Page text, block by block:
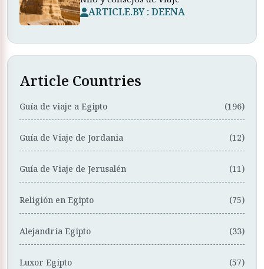
ARTICLE.BY : DEENA
Article Countries
Guía de viaje a Egipto (196)
Guía de Viaje de Jordania (12)
Guía de Viaje de Jerusalén (11)
Religión en Egipto (75)
Alejandría Egipto (33)
Luxor Egipto (57)